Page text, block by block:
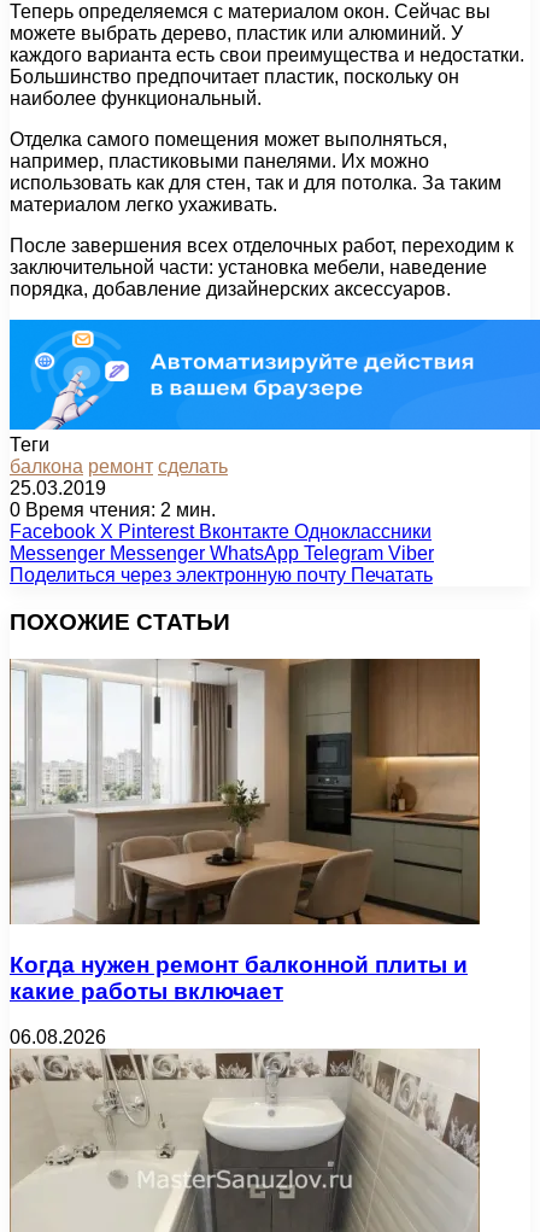
Теперь определяемся с материалом окон. Сейчас вы
можете выбрать дерево, пластик или алюминий. У
каждого варианта есть свои преимущества и недостатки.
Большинство предпочитает пластик, поскольку он
наиболее функциональный.
Отделка самого помещения может выполняться,
например, пластиковыми панелями. Их можно
использовать как для стен, так и для потолка. За таким
материалом легко ухаживать.
После завершения всех отделочных работ, переходим к
заключительной части: установка мебели, наведение
порядка, добавление дизайнерских аксессуаров.
Теги
балкона ремонт сделать
25.03.2019
0 Время чтения: 2 мин.
Facebook X Pinterest Вконтакте Одноклассники
Messenger Messenger WhatsApp Telegram Viber
Поделиться через электронную почту Печатать
ПОХОЖИЕ СТАТЬИ
Когда нужен ремонт балконной плиты и
какие работы включает
06.08.2026